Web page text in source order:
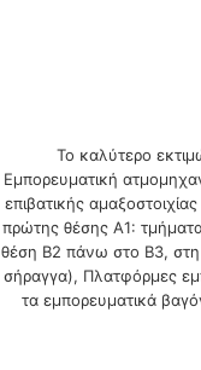
Το καλύτερο
Εμπορευματική
επιβατικής
πρώτης θέσης Α1:
θέση B2 πάνω στο B3,
σήραγγα), Πλατφόρμες
τα εμπορευματικά